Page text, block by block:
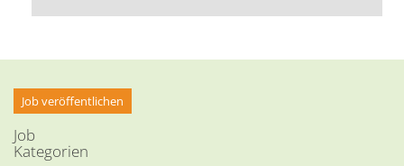
Job veröffentlichen
Job
Kategorien